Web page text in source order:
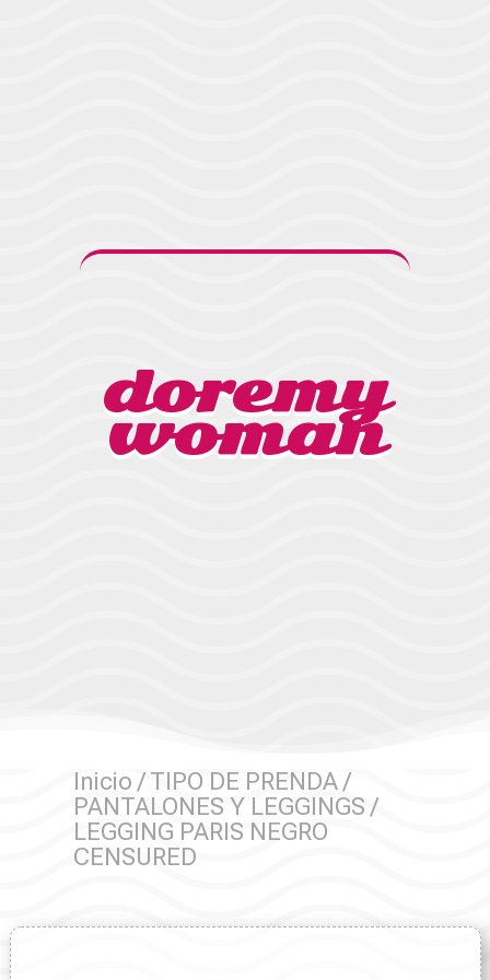
doremy
woman
Inicio /TIPO DE PRENDA/
PANTALONES Y LEGGINGS /
LEGGING PARIS NEGRO
CENSURED